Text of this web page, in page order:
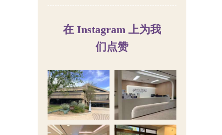
在 Instagram 上为我
们点赞